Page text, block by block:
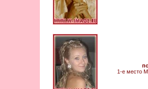
1-е место